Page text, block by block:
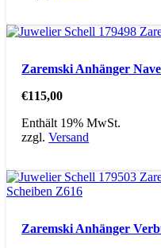
Zaremski Anhänger
€115,00
Enthält 19% MwSt.
zzgl.Versand
Zaremski Anhänger